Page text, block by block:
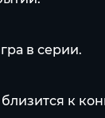
в серии.
к